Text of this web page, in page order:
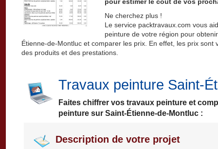
Ne cherchez plus !
Le service packtravaux.com vous
peinture de votre région pour
Étienne-de-Montluc et comparer les prix. En effet, les prix
des produits et des prestations.
Travaux peinture Saint-
Faites chiffrer vos travaux peinture et
peinture sur Saint-Étienne-de-Montluc :
Description de votre projet